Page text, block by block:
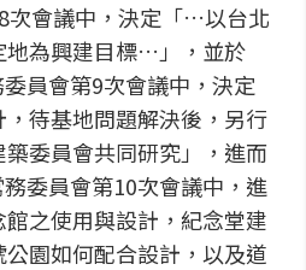
次會議中，決定「…以台北
地為興建目標…」，並於
員會第9次會議中，決定
，待基地問題解決後，另行
委員會共同研究」，進而
委員會第10次會議中，進
之使用與設計，紀念堂建
園如何配合設計，以及道